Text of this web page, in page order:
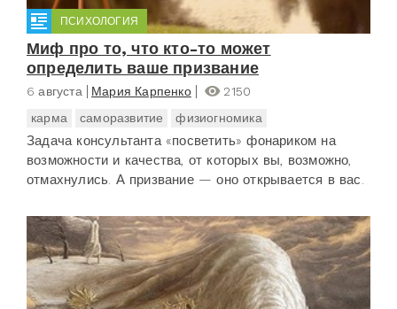
ПСИХОЛОГИЯ
Миф про то, что кто-то может
определить ваше призвание
6 августа Мария Карпенко
2150
карма
саморазвитие физиогномика
Задача консультанта «посветить» фонариком на
возможности и качества, от которых вы, возможно,
отмахнулись. А призвание — оно открывается в вас.